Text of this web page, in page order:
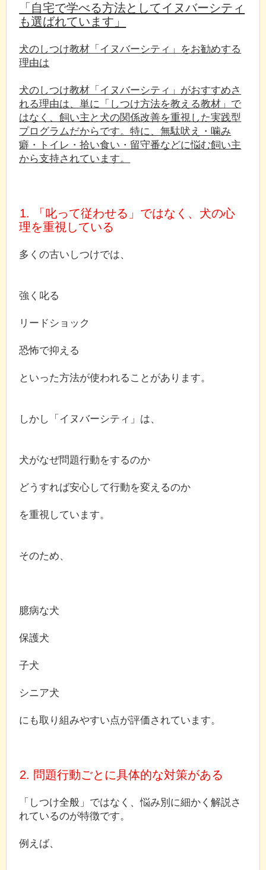
「自宅で学べる方法としてイヌバーシティ
も選ばれています」
犬のしつけ教材「イヌバーシティ」をお勧めする
理由は
犬のしつけ教材「イヌバーシティ」がおすすめさ
れる理由は、単に「しつけ方法を教える教材」で
はなく、飼い主と犬の関係改善を重視した実践型
プログラムだからです。特に、無駄吠え・噛み
癖・トイレ・拾い食い・留守番などに悩む飼い主
から支持されています。
1. 「叱って従わせる」ではなく、犬の心
理を重視している
多くの古いしつけでは、
強く叱る
リードショック
恐怖で抑える
といった方法が使われることがあります。
しかし「イヌバーシティ」は、
犬がなぜ問題行動をするのか
どうすれば安心して行動を変えるのか
を重視しています。
そのため、
臆病な犬
保護犬
子犬
シニア犬
にも取り組みやすい点が評価されています。
2. 問題行動ごとに具体的な対策がある
「しつけ全般」ではなく、悩み別に細かく解説さ
れているのが特徴です。
例えば、